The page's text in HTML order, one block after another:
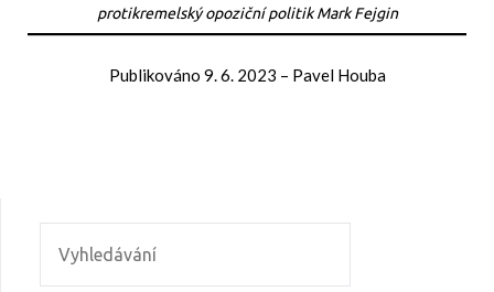
protikremelský opoziční politik Mark Fejgin
Publikováno 9. 6. 2023 – Pavel Houba